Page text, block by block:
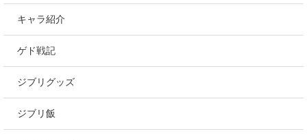
キャラ紹介
ゲド戦記
ジブリグッズ
ジブリ飯